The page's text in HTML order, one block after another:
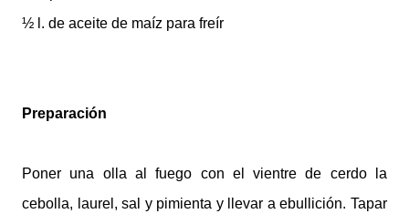
½ l. de aceite de maíz para freír
Preparación
Poner una olla al fuego con el vientre de cerdo la
cebolla, laurel, sal y pimienta y llevar a ebullición. Tapar